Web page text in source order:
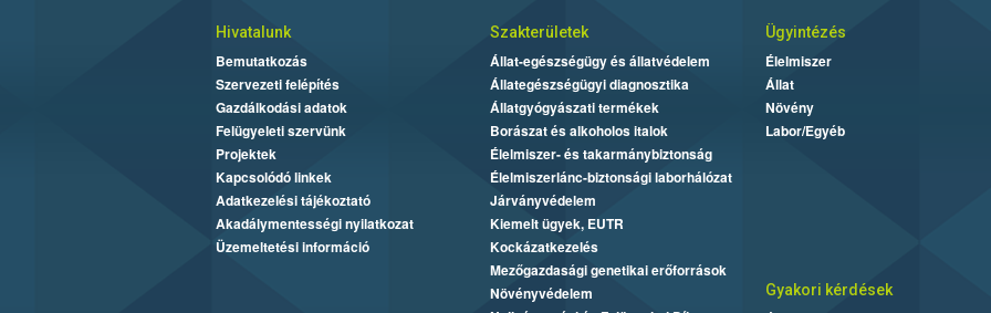
Hivatalunk
Bemutatkozás
Szervezeti felépítés
Gazdálkodási adatok
Felügyeleti szervünk
Projektek
Kapcsolódó linkek
Adatkezelési tájékoztató
Akadálymentességi nyilatkozat
Üzemeltetési információ
Szakterületek
Állat-egészségügy és állatvédelem
Állategészségügyi diagnosztika
Állatgyógyászati termékek
Borászat és alkoholos italok
Élelmiszer- és takarmánybiztonság
Élelmiszerlánc-biztonsági laborhálózat
Járványvédelem
Kiemelt ügyek, EUTR
Kockázatkezelés
Mezőgazdasági genetikai erőforrások
Növényvédelem
Ügyintézés
Élelmiszer
Állat
Növény
Labor/Egyéb
Gyakori kérdések